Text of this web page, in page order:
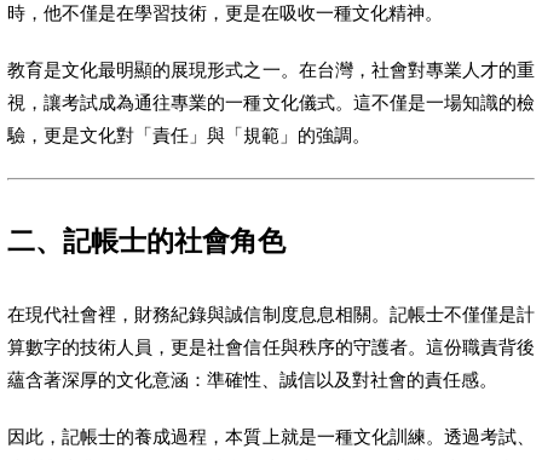
時，他不僅是在學習技術，更是在吸收一種文化精神。
教育是文化最明顯的展現形式之一。在台灣，社會對專業人才的重
視，讓考試成為通往專業的一種文化儀式。這不僅是一場知識的檢
驗，更是文化對「責任」與「規範」的強調。
二、記帳士的社會角色
在現代社會裡，財務紀錄與誠信制度息息相關。記帳士不僅僅是計
算數字的技術人員，更是社會信任與秩序的守護者。這份職責背後
蘊含著深厚的文化意涵：準確性、誠信以及對社會的責任感。
因此，記帳士的養成過程，本質上就是一種文化訓練。透過考試、